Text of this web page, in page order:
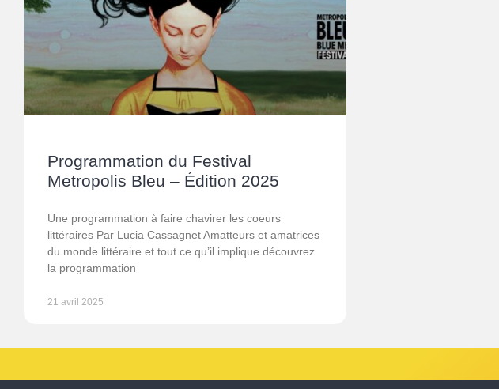
Programmation du Festival
Metropolis Bleu – Édition 2025
Une programmation à faire chavirer les coeurs
littéraires Par Lucia Cassagnet Amatteurs et amatrices
du monde littéraire et tout ce qu’il implique découvrez
la programmation
21 avril 2025